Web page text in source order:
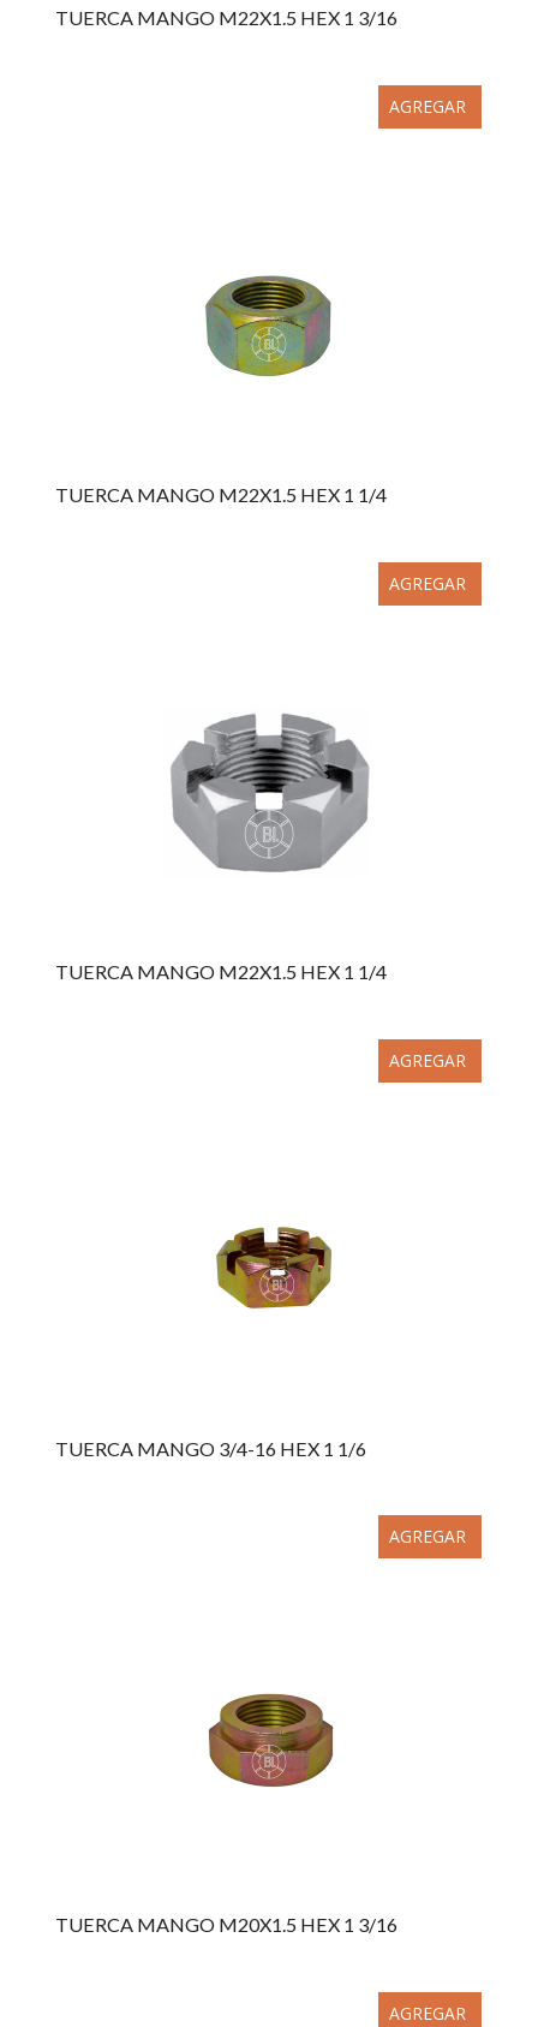
TUERCA MANGO M22X1.5 HEX 1 3/16
AGREGAR
TUERCA MANGO M22X1.5 HEX 1 1/4
AGREGAR
TUERCA MANGO M22X1.5 HEX 1 1/4
AGREGAR
TUERCA MANGO 3/4-16 HEX 1 1/6
AGREGAR
TUERCA MANGO M20X1.5 HEX 1 3/16
AGREGAR